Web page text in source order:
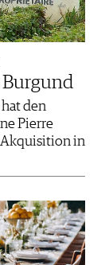
den
Pierre
Akquisition in